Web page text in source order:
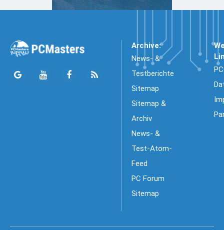
Archive:
News- &
Testberichte
Sitemap
Sitemap &
Archiv
News- &
Test-Atom-
Feed
PC Forum
Sitemap